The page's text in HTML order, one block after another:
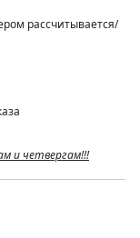
рассчитывается/
и четвергам!!!